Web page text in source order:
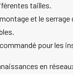
tailles.
et le
pour les
en